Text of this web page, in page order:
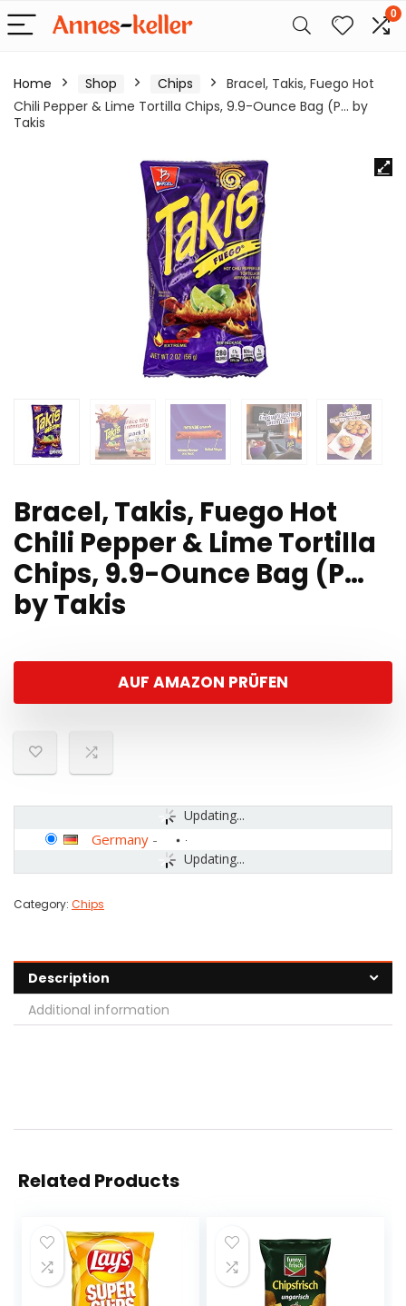
0
Home Shop Chips
Bracel, Takis, Fuego Hot
Chili Pepper & Lime Tortilla Chips, 9.9-Ounce Bag (P… by
Takis
Bracel, Takis, Fuego Hot
Chili Pepper & Lime Tortilla
Chips, 9.9-Ounce Bag (P…
by Takis
AUF AMAZON PRÜFEN
Updating...
Updating...
Germany -
Category: Chips
Description
Additional information
Related Products